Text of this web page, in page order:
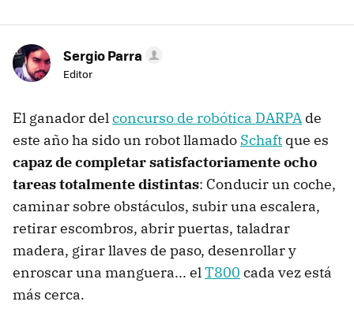
Sergio Parra
Editor
El ganador delconcurso de robótica DARPA de
este año ha sido un robot llamado Schaft que es
capaz de completar satisfactoriamente ocho
tareas totalmente distintas: Conducir un coche,
caminar sobre obstáculos, subir una escalera,
retirar escombros, abrir puertas, taladrar
madera, girar llaves de paso, desenrollar y
enroscar una manguera... elT800 cada vez está
más cerca.